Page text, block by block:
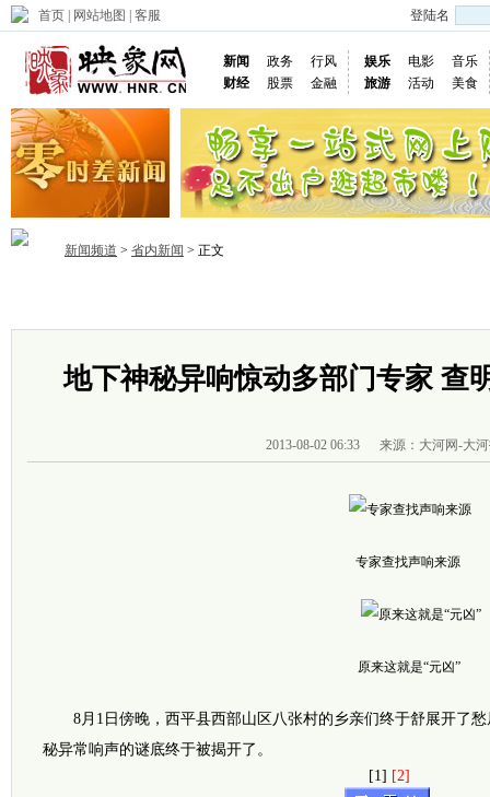
首页 网站地图 客服 登陆名
新闻 政务
行风
财经
股票 金融
娱乐 电影
音乐
旅游
活动 美食
新闻频道 > 省内新闻 > 正文
地下神秘异响惊动多部门专家 查
2013-08-02 06:33 来源：大河网-大
专家查找声响来源
原来这就是“元凶”
8月1日傍晚，西平县西部山区八张村的乡亲们终于舒展开了愁
秘异常响声的谜底终于被揭开了。
[1] [2]